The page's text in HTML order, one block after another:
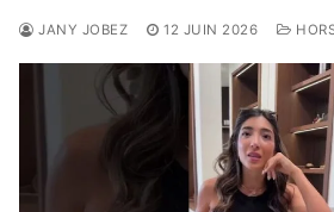
JANY JOBEZ 12 JUIN 2026